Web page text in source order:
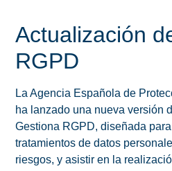
Actualización
RGPD
La Agencia Española de
ha lanzado una nueva versión
Gestiona RGPD, diseñada
tratamientos de datos
riesgos, y asistir en la